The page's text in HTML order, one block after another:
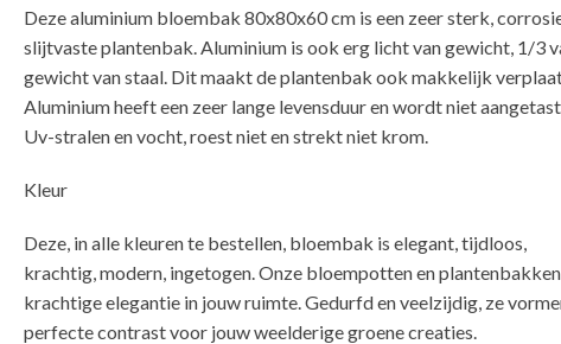
Deze aluminium bloembak 80x80x60 cm is een zeer sterk,
slijtvaste plantenbak. Aluminium is ook erg licht van gewicht, 1/3
gewicht van staal. Dit maakt de plantenbak ook makkelijk
Aluminium heeft een zeer lange levensduur en wordt niet
Uv-stralen en vocht, roest niet en strekt niet krom.
Kleur
Deze, in alle kleuren te bestellen, bloembak is elegant, tijdloos,
krachtig, modern, ingetogen. Onze bloempotten en
krachtige elegantie in jouw ruimte. Gedurfd en veelzijdig, ze
perfecte contrast voor jouw weelderige groene creaties.